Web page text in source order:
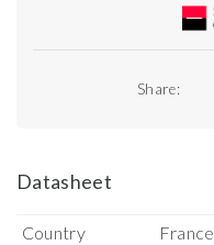
Share:
Datasheet
Country
France